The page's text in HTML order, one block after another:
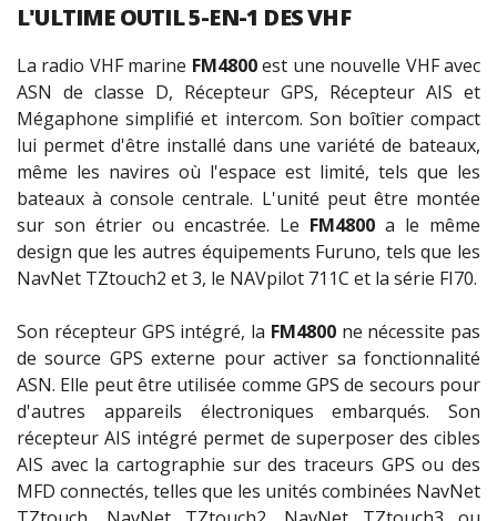
L'ULTIME OUTIL 5-EN-1 DES VHF
La radio VHF marine FM4800est une nouvelle VHF avec
ASN de classe D, Récepteur GPS, Récepteur AIS et
Mégaphone simplifié et intercom. Son boîtier compact
lui permet d'être installé dans une variété de bateaux,
même les navires où l'espace est limité, tels que les
bateaux à console centrale. L'unité peut être montée
sur son étrier ou encastrée. Le FM4800 a le même
design que les autres équipements Furuno, tels que les
NavNet TZtouch2 et 3, le NAVpilot 711C et la série FI70.
Son récepteur GPS intégré, la FM4800ne nécessite pas
de source GPS externe pour activer sa fonctionnalité
ASN. Elle peut être utilisée comme GPS de secours pour
d'autres appareils électroniques embarqués. Son
récepteur AIS intégré permet de superposer des cibles
AIS avec la cartographie sur des traceurs GPS ou des
MFD connectés, telles que les unités combinées NavNet